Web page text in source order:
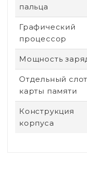
пальца
Графический
процессор
Мощность
Отдельный
карты памяти
Конструкция
корпуса